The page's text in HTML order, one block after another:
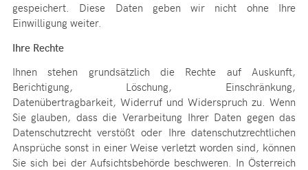
gespeichert. Diese Daten geben wir nicht ohne Ihre
Einwilligung weiter.
Ihre Rechte
Ihnen stehen grundsätzlich die Rechte auf Auskunft,
Berichtigung, Löschung, Einschränkung,
Datenübertragbarkeit, Widerruf und Widerspruch zu. Wenn
Sie glauben, dass die Verarbeitung Ihrer Daten gegen das
Datenschutzrecht verstößt oder Ihre datenschutzrechtlichen
Ansprüche sonst in einer Weise verletzt worden sind, können
Sie sich bei der Aufsichtsbehörde beschweren. In Österreich